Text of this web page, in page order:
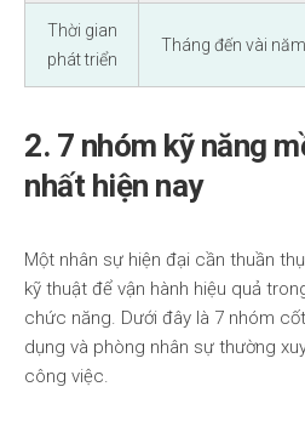
Thời gian
phát triển
Tháng đến vài năm
2. 7 nhóm kỹ năng
nhất hiện nay
Một nhân sự hiện đại cần thuần
kỹ thuật để vận hành hiệu quả
chức năng. Dưới đây là 7 nhóm
dụng và phòng nhân sự thường
công việc.